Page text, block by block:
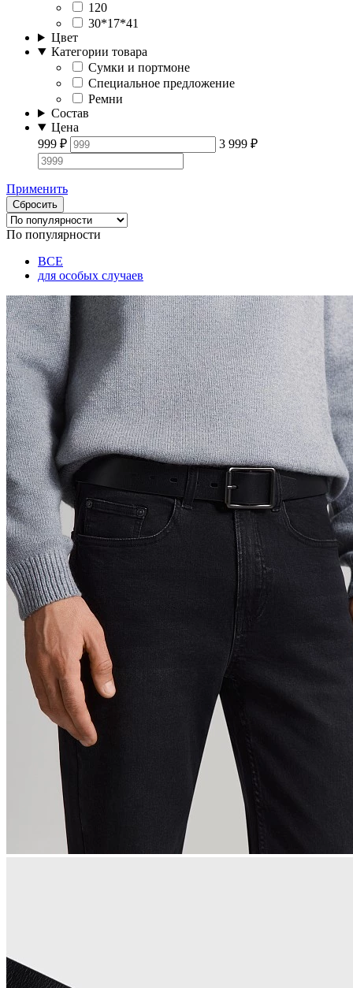
120
30*17*41
Цвет
Категории товара
Cумки и портмоне
Специальное предложение
Ремни
Состав
Цена
999 ₽ 3 999 ₽
Применить
Сбросить
По популярности
ВСЕ
для особых случаев